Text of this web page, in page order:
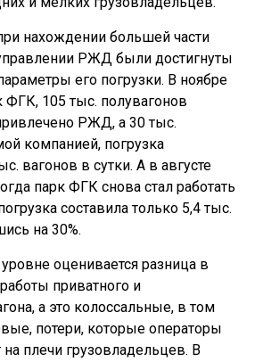
нахождении большей части
РЖД были достигнуты
его погрузки. В ноябре
ФГК, 105 тыс. полувагонов
РЖД, а 30 тыс.
компанией, погрузка
вагонов в сутки. А в августе
парк ФГК снова стал работать
составила только 5,4 тыс.
на 30%.
оценивается разница в
приватного и
а это колоссальные, в том
потери, которые операторы
плечи грузовладельцев. В